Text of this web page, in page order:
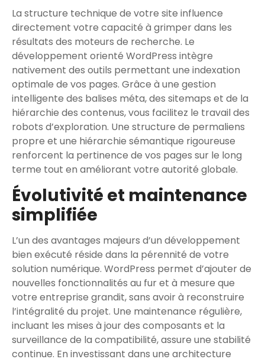
La structure technique de votre site influence
directement votre capacité à grimper dans les
résultats des moteurs de recherche. Le
développement orienté WordPress intègre
nativement des outils permettant une indexation
optimale de vos pages. Grâce à une gestion
intelligente des balises méta, des sitemaps et de la
hiérarchie des contenus, vous facilitez le travail des
robots d’exploration. Une structure de permaliens
propre et une hiérarchie sémantique rigoureuse
renforcent la pertinence de vos pages sur le long
terme tout en améliorant votre autorité globale.
Évolutivité et maintenance
simplifiée
L’un des avantages majeurs d’un développement
bien exécuté réside dans la pérennité de votre
solution numérique. WordPress permet d’ajouter de
nouvelles fonctionnalités au fur et à mesure que
votre entreprise grandit, sans avoir à reconstruire
l’intégralité du projet. Une maintenance régulière,
incluant les mises à jour des composants et la
surveillance de la compatibilité, assure une stabilité
continue. En investissant dans une architecture